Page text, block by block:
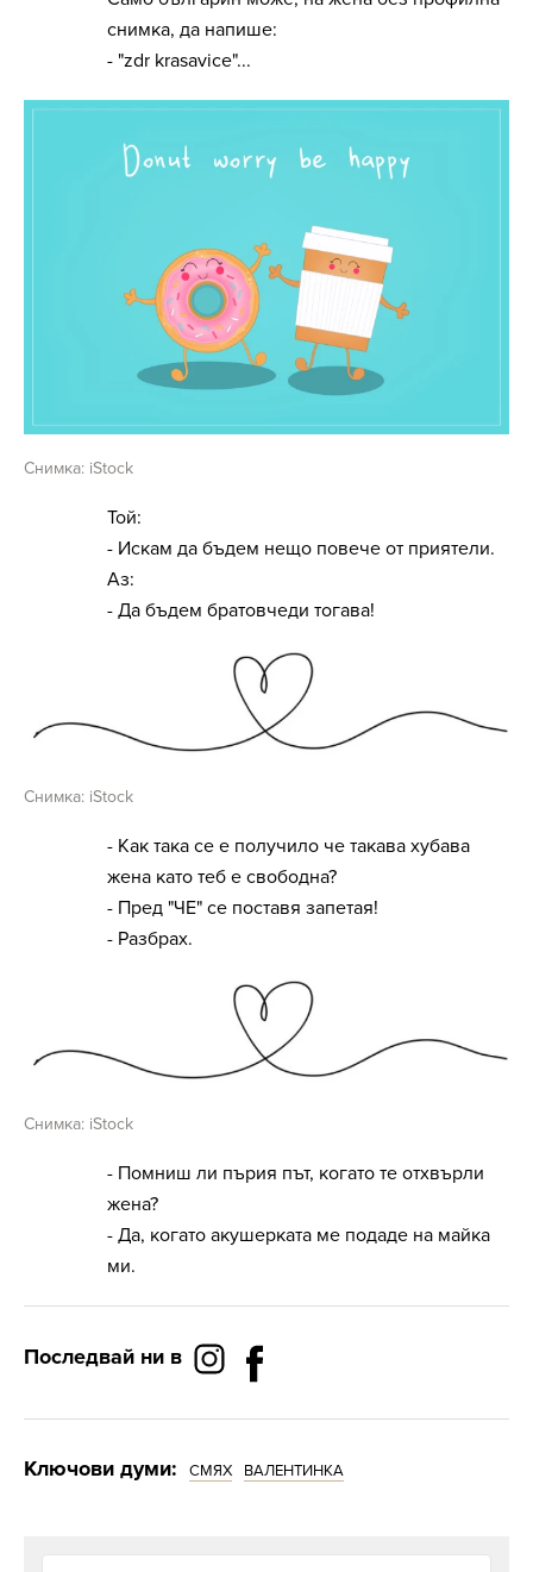
снимка, да напише:
- "zdr krasavice"...
Снимка: iStock
Той:
- Искам да бъдем нещо повече от приятели.
Аз:
- Да бъдем братовчеди тогава!
Снимка: iStock
- Как така се е получило че такава хубава
жена като теб е свободна?
- Пред "ЧЕ" се поставя запетая!
- Разбрах.
Снимка: iStock
- Помниш ли пърия път, когато те отхвърли
жена?
- Да, когато акушерката ме подаде на майка
ми.
Последвай ни в
Ключови думи: СМЯХ ВАЛЕНТИНКА